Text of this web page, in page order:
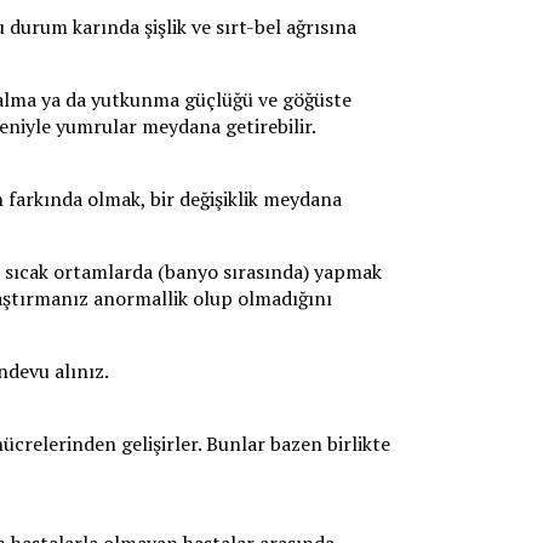
karında şişlik ve sırt-bel ağrısına
ya da yutkunma güçlüğü ve göğüste
yumrular meydana getirebilir.
olmak, bir değişiklik meydana
ortamlarda (banyo sırasında) yapmak
anormallik olup olmadığını
alınız.
gelişirler. Bunlar bazen birlikte